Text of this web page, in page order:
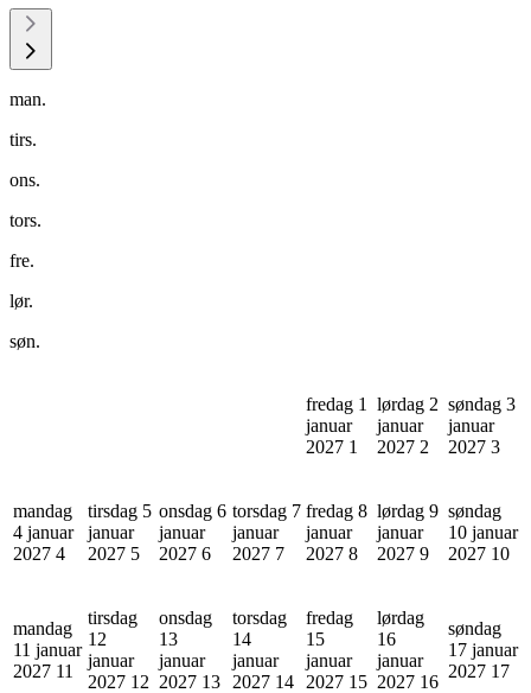
man.
tirs.
ons.
tors.
fre.
lør.
søn.
fredag 1
januar
2027 1
lørdag 2
januar
2027 2
søndag 3
januar
2027 3
mandag
4 januar
2027 4
tirsdag 5
januar
2027 5
onsdag 6
januar
2027 6
torsdag 7
januar
2027 7
fredag 8
januar
2027 8
lørdag 9
januar
2027 9
søndag
10 januar
2027 10
mandag
11 januar
2027 11
tirsdag
12
januar
2027 12
onsdag
13
januar
2027 13
torsdag
14
januar
2027 14
fredag
15
januar
2027 15
lørdag
16
januar
2027 16
søndag
17 januar
2027 17